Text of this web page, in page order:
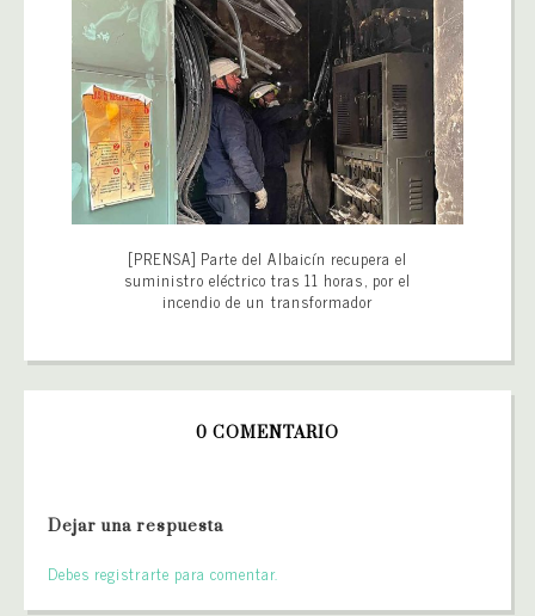
[PRENSA] Parte del Albaicín recupera el
suministro eléctrico tras 11 horas, por el
incendio de un transformador
0 COMENTARIO
Dejar una respuesta
Debes registrarte para comentar.